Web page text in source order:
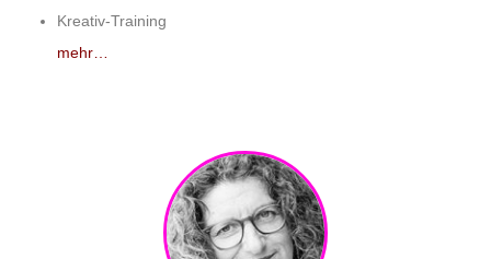
Kreativ-Training
mehr…